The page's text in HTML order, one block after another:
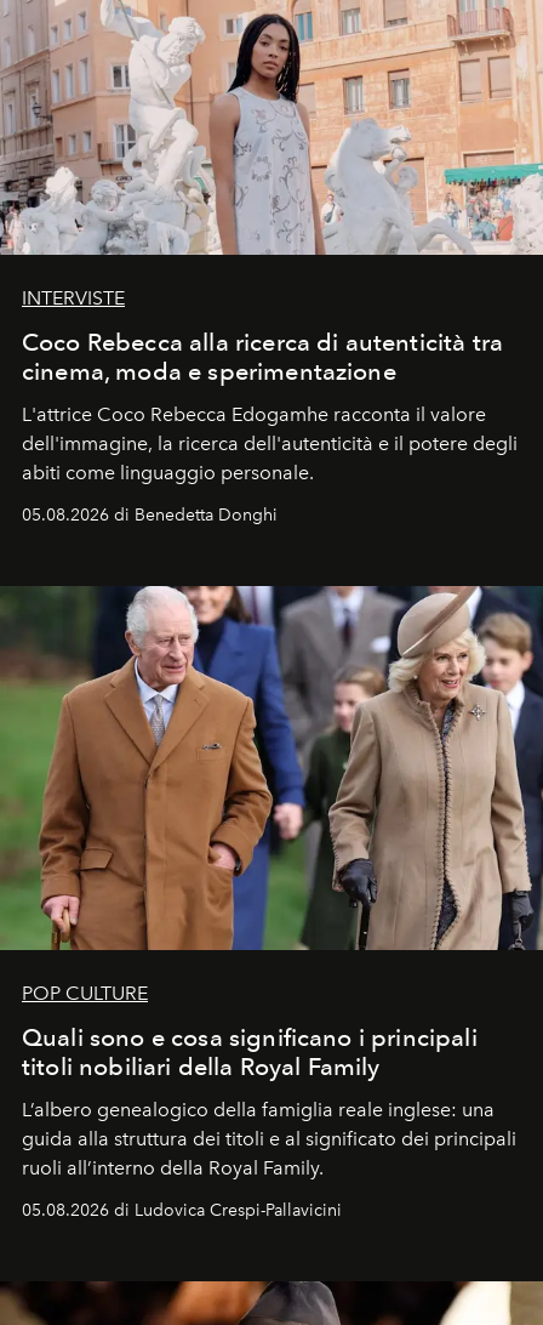
INTERVISTE
Coco Rebecca alla ricerca di autenticità tra
cinema, moda e sperimentazione
L'attrice Coco Rebecca Edogamhe racconta il valore
dell'immagine, la ricerca dell'autenticità e il potere degli
abiti come linguaggio personale.
05.08.2026 di Benedetta Donghi
POP CULTURE
Quali sono e cosa significano i principali
titoli nobiliari della Royal Family
L’albero genealogico della famiglia reale inglese: una
guida alla struttura dei titoli e al significato dei principali
ruoli all’interno della Royal Family.
05.08.2026 di Ludovica Crespi-Pallavicini